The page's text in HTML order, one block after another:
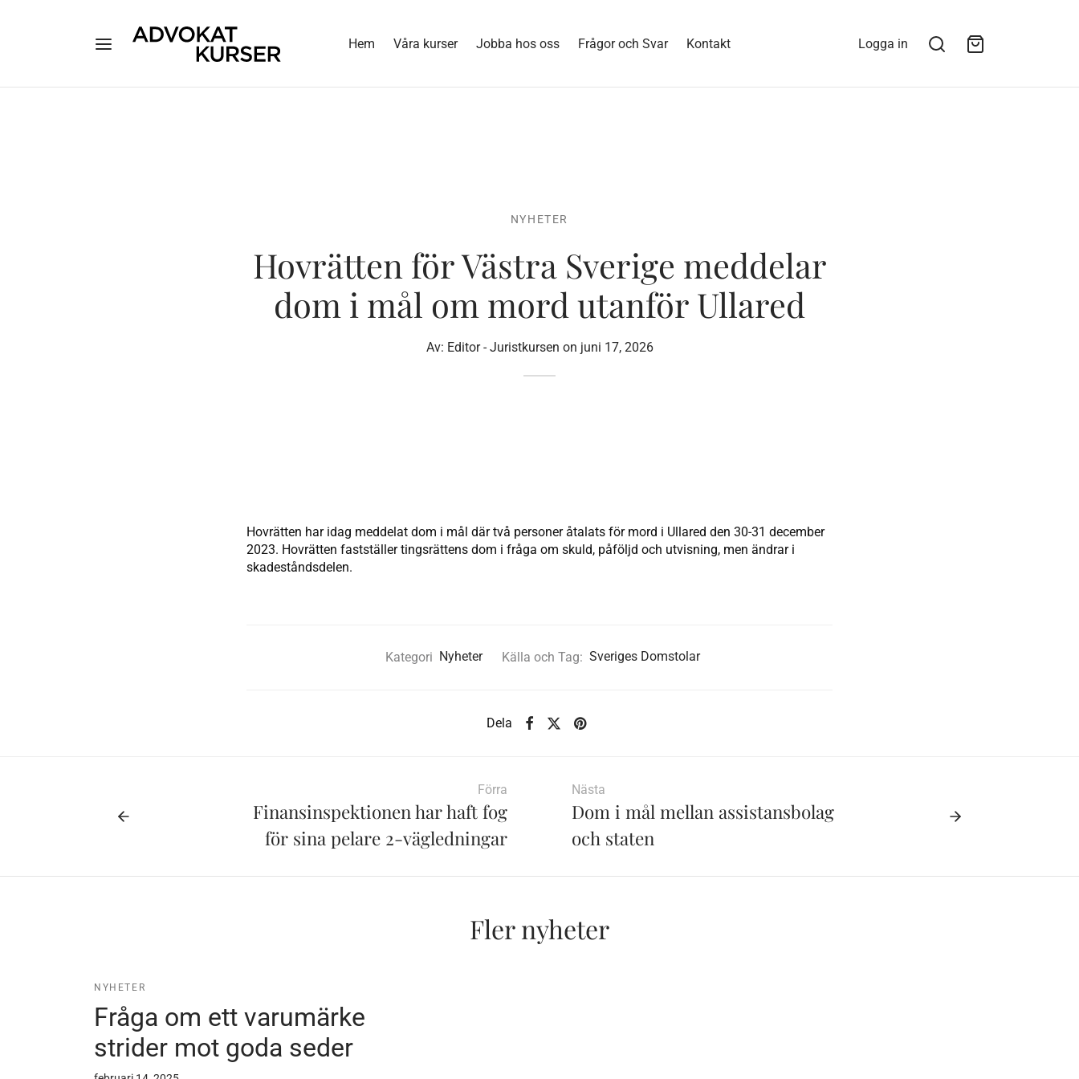
Hem Våra kurser Jobba hos oss Frågor och Svar Kontakt Logga in
NYHETER
Hovrätten för Västra Sverige meddelar
dom i mål om mord utanför Ullared
Av: Editor - Juristkursen on juni 17, 2026
Hovrätten har idag meddelat dom i mål där två personer åtalats för mord i Ullared den 30-31 december
2023. Hovrätten fastställer tingsrättens dom i fråga om skuld, påföljd och utvisning, men ändrar i
skadeståndsdelen.
Kategori Nyheter Källa och Tag: Sveriges Domstolar
Dela
Förra
Finansinspektionen har haft fog
för sina pelare 2-vägledningar
Nästa
Dom i mål mellan assistansbolag
och staten
Fler nyheter
NYHETER
Fråga om ett varumärke
strider mot goda seder